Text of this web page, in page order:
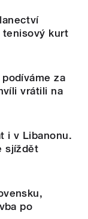
tenisový kurt
za
vrátili na
i v Libanonu.
sjíždět
po